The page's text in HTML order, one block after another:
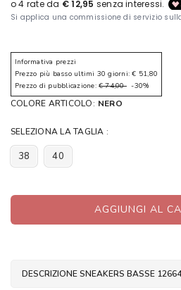
Informativa prezzi
Prezzo più basso ultimi 30 giorni: € 51,80
Prezzo di pubblicazione: € 74,00-30%
COLORE ARTICOLO: NERO
SELEZIONA LA TAGLIA :
38 40
AGGIUNGI AL
DESCRIZIONE SNEAKERS BASSE